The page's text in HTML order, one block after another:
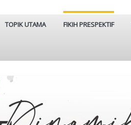
TOPIK UTAMA FIKIH PRESPEKTIF